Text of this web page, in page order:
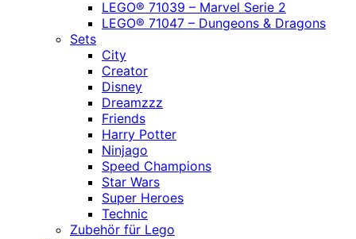
LEGO® 71039 – Marvel Serie 2
LEGO® 71047 – Dungeons & Dragons
Sets
City
Creator
Disney
Dreamzzz
Friends
Harry Potter
Ninjago
Speed Champions
Star Wars
Super Heroes
Technic
Zubehör für Lego